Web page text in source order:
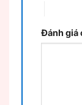
Đánh giá